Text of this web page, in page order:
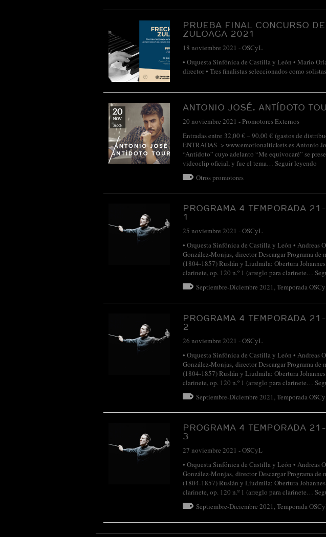
PRUEBA FINAL CONCURSO
ZULOAGA 2021
18 noviembre 2021 -OSCyL
• Orquesta Sinfónica de Castilla y León • Mario
director • Tres finalistas seleccionados como
ANTONIO JOSÉ. ANTÍDOTO
20 noviembre 2021 -Promotores Externos
Entradas entre 32,00 € – 90,00 € (gastos de
ENTRADAS -> www.emotionaltickets.es Antonio
“Antídoto” cuyo adelanto “Me equivocaré” se
videoclip oficial, y fue el tema… Seguir leyendo
Otros promotores
PROGRAMA 4 TEMPORADA
1
25 noviembre 2021 -OSCyL
• Orquesta Sinfónica de Castilla y León • Andreas
González-Monjas, director Descargar Programa
(1804-1857) Ruslán y Liudmila: Obertura
clarinete, op. 120 n.º 1 (arreglo para clarinete…
Septiembre-Diciembre 2021,Temporada
PROGRAMA 4 TEMPORADA
2
26 noviembre 2021 -OSCyL
• Orquesta Sinfónica de Castilla y León • Andreas
González-Monjas, director Descargar Programa
(1804-1857) Ruslán y Liudmila: Obertura
clarinete, op. 120 n.º 1 (arreglo para clarinete…
Septiembre-Diciembre 2021 , Temporada
PROGRAMA 4 TEMPORADA
3
27 noviembre 2021 -OSCyL
• Orquesta Sinfónica de Castilla y León • Andreas
González-Monjas, director Descargar Programa
(1804-1857) Ruslán y Liudmila: Obertura
clarinete, op. 120 n.º 1 (arreglo para clarinete…
Septiembre-Diciembre 2021,Temporada